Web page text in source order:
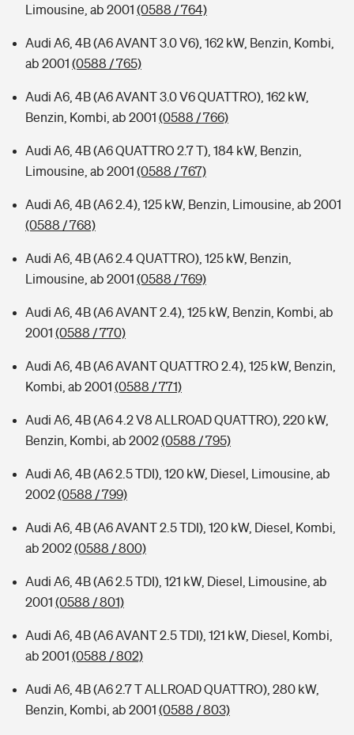
Limousine, ab 2001 (0588 / 764)
Audi A6, 4B (A6 AVANT 3.0 V6), 162 kW, Benzin, Kombi,
ab 2001 (0588 / 765)
Audi A6, 4B (A6 AVANT 3.0 V6 QUATTRO), 162 kW,
Benzin, Kombi, ab 2001 (0588 / 766)
Audi A6, 4B (A6 QUATTRO 2.7 T), 184 kW, Benzin,
Limousine, ab 2001 (0588 / 767)
Audi A6, 4B (A6 2.4), 125 kW, Benzin, Limousine, ab 2001
(0588 / 768)
Audi A6, 4B (A6 2.4 QUATTRO), 125 kW, Benzin,
Limousine, ab 2001 (0588 / 769)
Audi A6, 4B (A6 AVANT 2.4), 125 kW, Benzin, Kombi, ab
2001 (0588 / 770)
Audi A6, 4B (A6 AVANT QUATTRO 2.4), 125 kW, Benzin,
Kombi, ab 2001 (0588 / 771)
Audi A6, 4B (A6 4.2 V8 ALLROAD QUATTRO), 220 kW,
Benzin, Kombi, ab 2002(0588 / 795)
Audi A6, 4B (A6 2.5 TDI), 120 kW, Diesel, Limousine, ab
2002(0588 / 799)
Audi A6, 4B (A6 AVANT 2.5 TDI), 120 kW, Diesel, Kombi,
ab 2002(0588 / 800)
Audi A6, 4B (A6 2.5 TDI), 121 kW, Diesel, Limousine, ab
2001 (0588 / 801)
Audi A6, 4B (A6 AVANT 2.5 TDI), 121 kW, Diesel, Kombi,
ab 2001 (0588 / 802)
Audi A6, 4B (A6 2.7 T ALLROAD QUATTRO), 280 kW,
Benzin, Kombi, ab 2001 (0588 / 803)